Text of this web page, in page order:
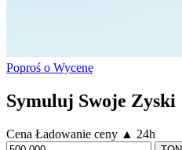
Poproś o Wycenę
Symuluj Swoje Zyski
Cena Ładowanie ceny ▲ 24h